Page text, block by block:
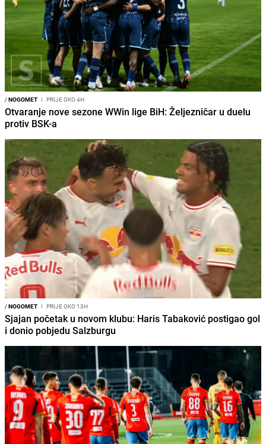
/NOGOMET I PRIJE OKO 4H
Otvaranje nove sezone WWin lige BiH: Željezničar u duelu
protiv BSK-a
/NOGOMET I PRIJE OKO 13H
Sjajan početak u novom klubu: Haris Tabaković postigao gol
i donio pobjedu Salzburgu